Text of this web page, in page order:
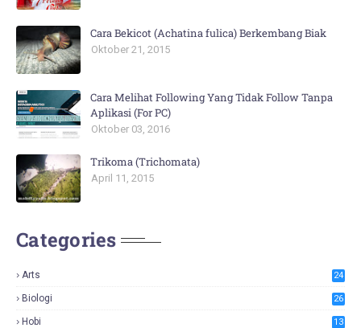
Cara Bekicot (Achatina fulica) Berkembang Biak
Oktober 21, 2015
Cara Melihat Following Yang Tidak Follow Tanpa
Aplikasi (For PC)
Oktober 03, 2016
Trikoma (Trichomata)
April 11, 2015
Categories
Arts 24
Biologi 26
Hobi 13